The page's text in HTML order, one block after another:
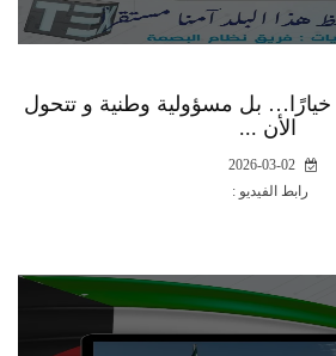
بل مسؤولية وطنية و تتحول
الأن ...
رابط الفيديو :